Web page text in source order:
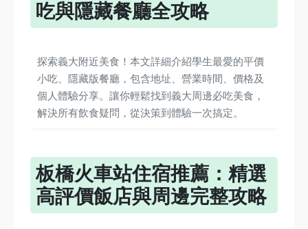
吃與隱藏餐廳全攻略
探索義大附近美食！本文詳細介紹學生最愛的平價
小吃、隱藏版餐廳，包含地址、營業時間、價格及
個人體驗分享。讓你輕鬆找到義大周邊必吃美食，
解決所有飲食疑問，從決策到體驗一次搞定。
板橋火車站住宿推薦：精選
高評價飯店與周邊完整攻略